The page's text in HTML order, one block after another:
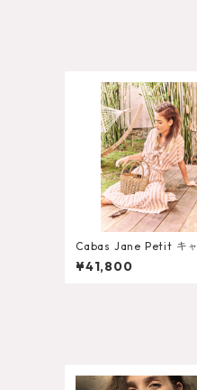
Cabas Jane Petit キャバ
（トートバッグ）ジェー
ン ミニサイズ
¥41,800